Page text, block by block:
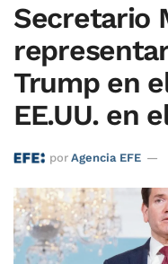
Secretario
Trump en
EE.UU. en
por Agencia EFE